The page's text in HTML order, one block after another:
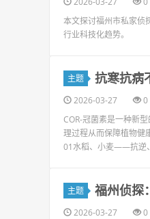
本文探讨福州市私家侦
行业科技化趋势。
主题 抗寒抗病
2026-03-27 0
COR-冠菌素是一种新
理过程从而保障植物健
01水稻、小麦——抗逆
主题 福州侦探
2026-03-27 0